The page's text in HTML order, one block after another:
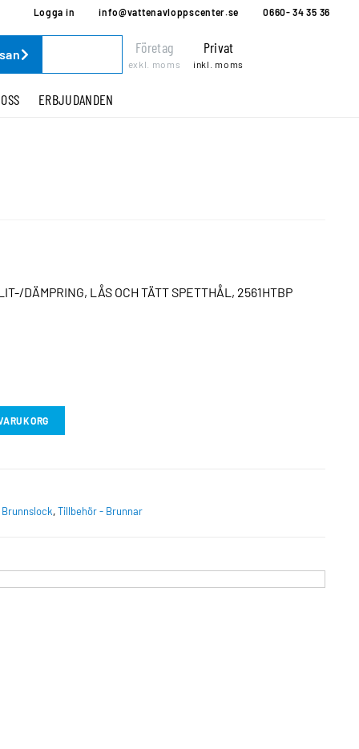
Logga in info@vattenavloppscenter.se 0660- 34 35 36
Företag
exkl. moms
Privat
inkl. moms
ERBJUDANDEN
DÄMPRING, LÅS OCH TÄTT SPETTHÅL, 2561HTBP
Brunnslock,Tillbehör - Brunnar